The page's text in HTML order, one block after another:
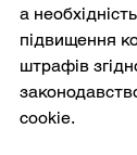
а
підвищення
штрафів
cookie.